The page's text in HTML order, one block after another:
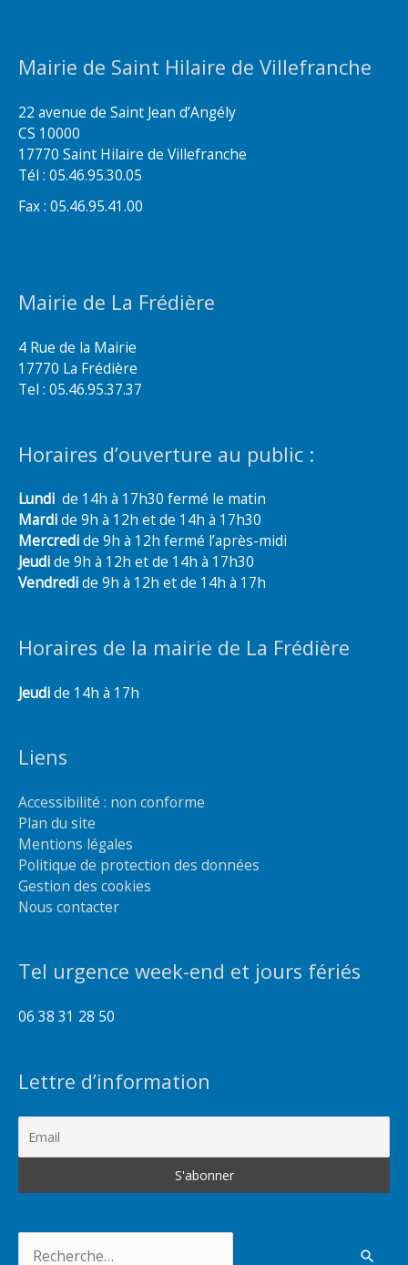
Mairie de Saint Hilaire de Villefranche
22 avenue de Saint Jean d’Angély
CS 10000
17770 Saint Hilaire de Villefranche
Tél : 05.46.95.30.05
Fax : 05.46.95.41.00
Mairie de La Frédière
4 Rue de la Mairie
17770 La Frédière
Tel : 05.46.95.37.37
Horaires d’ouverture au public :
Lundi de 14h à 17h30 fermé le matin
Mardide 9h à 12h et de 14h à 17h30
Mercredide 9h à 12h fermé l’après-midi
Jeudide 9h à 12h et de 14h à 17h30
Vendredide 9h à 12h et de 14h à 17h
Horaires de la mairie de La Frédière
Jeudide 14h à 17h
Liens
Accessibilité : non conforme
Plan du site
Mentions légales
Politique de protection des données
Gestion des cookies
Nous contacter
Tel urgence week-end et jours fériés
06 38 31 28 50
Lettre d’information